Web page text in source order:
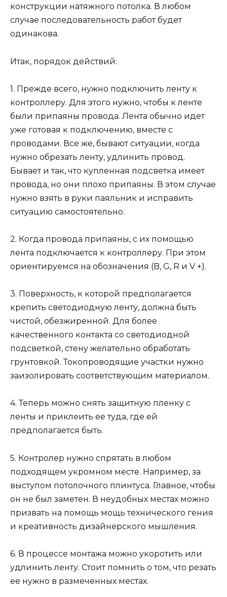
конструкции натяжного потолка. В любом
случае последовательность работ будет
одинакова.
Итак, порядок действий:
1. Прежде всего, нужно подключить ленту к
контроллеру. Для этого нужно, чтобы к ленте
были припаяны провода. Лента обычно идет
уже готовая к подключению, вместе с
проводами. Все же, бывают ситуации, когда
нужно обрезать ленту, удлинить провод.
Бывает и так, что купленная подсветка имеет
провода, но они плохо припаяны. В этом случае
нужно взять в руки паяльник и исправить
ситуацию самостоятельно.
2. Когда провода припаяны, с их помощью
лента подключается к контроллеру. При этом
ориентируемся на обозначения (B, G, R и V +).
3. Поверхность, к которой предполагается
крепить светодиодную ленту, должна быть
чистой, обезжиренной. Для более
качественного контакта со светодиодной
подсветкой, стену желательно обработать
грунтовкой. Токопроводящие участки нужно
заизолировать соответствующим материалом.
4. Теперь можно снять защитную пленку с
ленты и приклеить ее туда, где ей
предполагается быть.
5. Контролер нужно спрятать в любом
подходящем укромном месте. Например, за
выступом потолочного плинтуса. Главное, чтобы
он не был заметен. В неудобных местах можно
призвать на помощь мощь технического гения
и креативность дизайнерского мышления.
6. В процессе монтажа можно укоротить или
удлинить ленту. Стоит помнить о том, что резать
ее нужно в размеченных местах.